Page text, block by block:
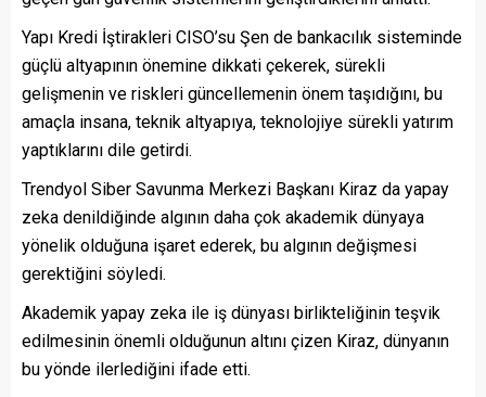
Yapı Kredi İştirakleri CISO’su Şen de bankacılık sisteminde
güçlü altyapının önemine dikkati çekerek, sürekli
gelişmenin ve riskleri güncellemenin önem taşıdığını, bu
amaçla insana, teknik altyapıya, teknolojiye sürekli yatırım
yaptıklarını dile getirdi.
Trendyol Siber Savunma Merkezi Başkanı Kiraz da yapay
zeka denildiğinde algının daha çok akademik dünyaya
yönelik olduğuna işaret ederek, bu algının değişmesi
gerektiğini söyledi.
Akademik yapay zeka ile iş dünyası birlikteliğinin teşvik
edilmesinin önemli olduğunun altını çizen Kiraz, dünyanın
bu yönde ilerlediğini ifade etti.